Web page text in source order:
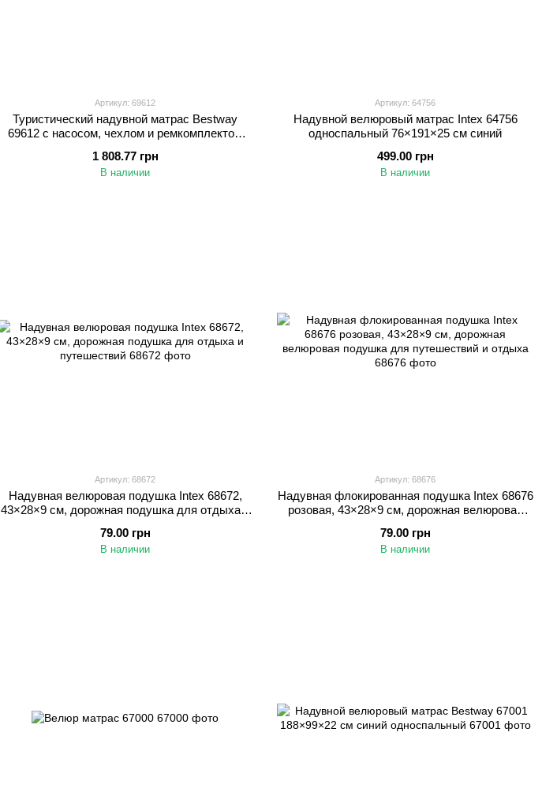
Артикул: 69612
Туристический надувной матрас Bestway
69612 с насосом, чехлом и ремкомплектом
1 808.77 грн
В наличии
Артикул: 64756
Надувной велюровый матрас Intex 64756
односпальный 76×191×25 см синий
499.00 грн
В наличии
Артикул: 68672
Надувная велюровая подушка Intex 68672,
43×28×9 см, дорожная подушка для отдыха и
79.00 грн
В наличии
Артикул: 68676
Надувная флокированная подушка Intex 68676
розовая, 43×28×9 см, дорожная велюровая
79.00 грн
В наличии